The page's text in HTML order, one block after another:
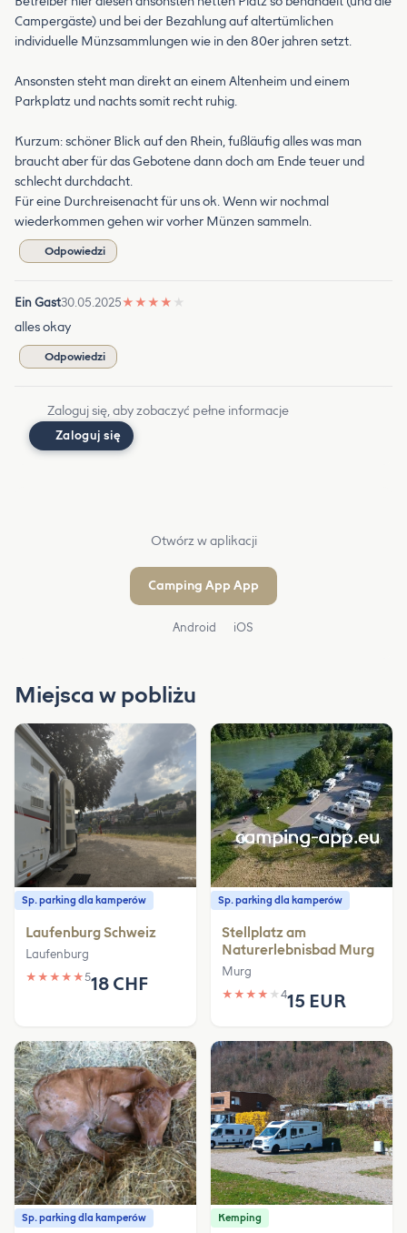
Campergäste) und bei der Bezahlung auf altertümlichen
individuelle Münzsammlungen wie in den 80er jahren setzt.
Ansonsten steht man direkt an einem Altenheim und einem
Parkplatz und nachts somit recht ruhig.
Kurzum: schöner Blick auf den Rhein, fußläufig alles was man
braucht aber für das Gebotene dann doch am Ende teuer und
schlecht durchdacht.
Für eine Durchreisenacht für uns ok. Wenn wir nochmal
wiederkommen gehen wir vorher Münzen sammeln.
Odpowiedzi
Ein Gast30.05.2025★ ★ ★ ★ ★
alles okay
Odpowiedzi
Zaloguj się, aby zobaczyć pełne informacje
Zaloguj się
Otwórz w aplikacji
Camping App App
Android iOS
Miejsca w pobliżu
Sp. parking dla kamperów
Laufenburg Schweiz
Laufenburg
★ ★ ★ ★ ★518 CHF
Sp. parking dla kamperów
Stellplatz am
Naturerlebnisbad Murg
Murg
★ ★ ★ ★ ★ 415 EUR
Sp. parking dla kamperów Kemping